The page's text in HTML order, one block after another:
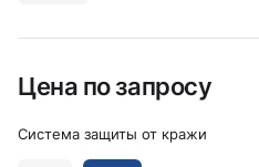
Цена по запросу
Система защиты от кражи